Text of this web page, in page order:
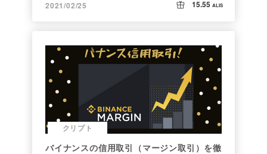
2021/02/25
15.55 ALIS
クリプト
バイナンスの信用取引（マージン取引）を徹